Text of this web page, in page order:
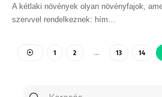
A kétlaki növények olyan növényfajok,
szervvel rendelkeznek: hím
1 2 … 13 14